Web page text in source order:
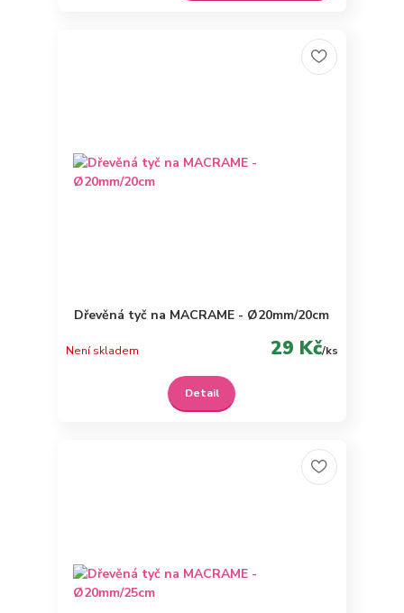
Dřevěná tyč na MACRAME - Ø20mm/20cm
29 Kč/ks
Není skladem
Detail